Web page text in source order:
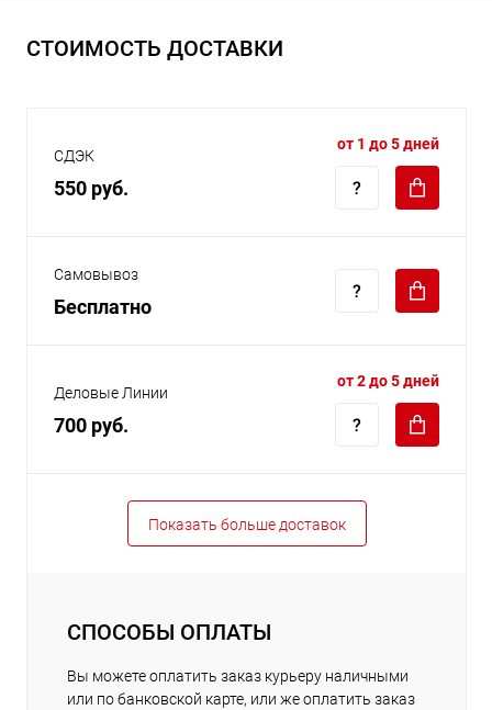
СТОИМОСТЬ ДОСТАВКИ
СДЭК
550 руб.
от 1 до 5 дней
Самовывоз
Бесплатно
Деловые Линии
700 руб.
от 2 до 5 дней
Показать больше доставок
СПОСОБЫ ОПЛАТЫ
Вы можете оплатить заказ курьеру наличными
или по банковской карте, или же оплатить заказ